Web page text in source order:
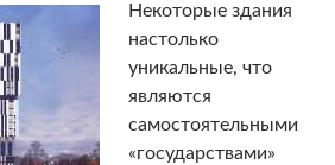
Некоторые здания
настолько
уникальные, что
являются
самостоятельными
«государствами»